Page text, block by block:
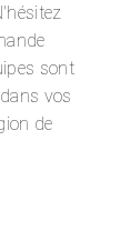
sont
vos
de